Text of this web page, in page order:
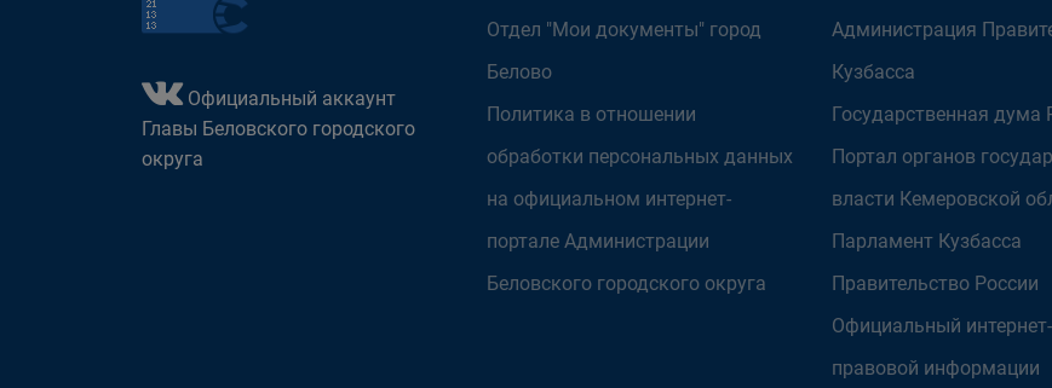
Официальный аккаунт
Главы Беловского городского
округа
Отдел "Мои документы" город
Белово
Политика в отношении
обработки персональных данных
на официальном интернет-
портале Администрации
Беловского городского округа
Администрация
Кузбасса
Государственная дума
Портал органов
власти Кемеровской
Парламент Кузбасса
Правительство России
Официальный
правовой информации